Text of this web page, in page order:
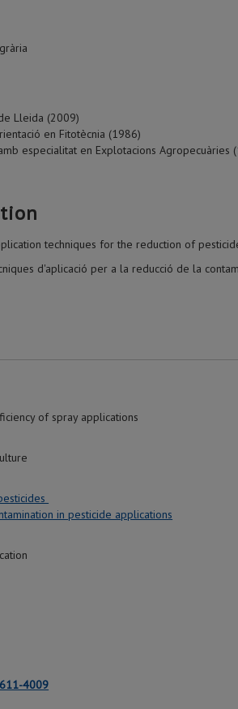
Lleida (2009)
en Fitotècnia (1986)
especialitat en Explotacions Agropecuàries
techniques for the reduction of
d'aplicació per a la reducció de la
of spray applications
in pesticide applications
4009